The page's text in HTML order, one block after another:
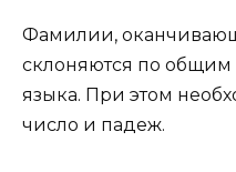
Фамилии,
склоняются по общим
языка. При этом
число и падеж.